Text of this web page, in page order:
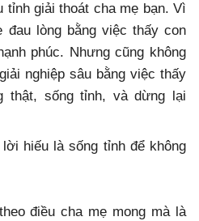
tỉnh giải thoát cha mẹ bạn. Vì
đau lòng bằng việc thấy con
phúc. Nhưng cũng không
nghiệp sâu bằng việc thấy
thật, sống tỉnh, và dừng lại
hiếu là sống tỉnh để không
điều cha mẹ mong mà là